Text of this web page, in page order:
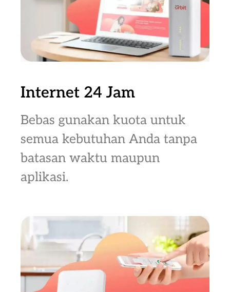
Internet 24 Jam
Bebas gunakan kuota untuk
semua kebutuhan Anda tanpa
batasan waktu maupun
aplikasi.